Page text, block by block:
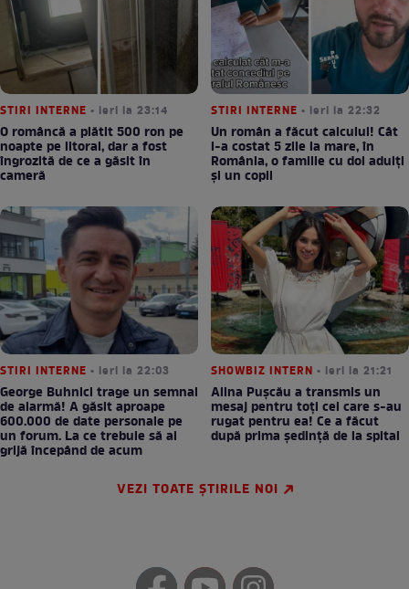
STIRI INTERNE • ieri la 23:14
O româncă a plătit 500 ron pe
noapte pe litoral, dar a fost
îngrozită de ce a găsit în
cameră
STIRI INTERNE • ieri la 22:32
Un român a făcut calculul! Cât
l-a costat 5 zile la mare, în
România, o familie cu doi adulți
și un copil
STIRI INTERNE • ieri la 22:03
George Buhnici trage un semnal
de alarmă! A găsit aproape
600.000 de date personale pe
un forum. La ce trebuie să ai
grijă începând de acum
SHOWBIZ INTERN • ieri la 21:21
Alina Pușcău a transmis un
mesaj pentru toți cei care s-au
rugat pentru ea! Ce a făcut
după prima ședință de la spital
VEZI TOATE ȘTIRILE NOI